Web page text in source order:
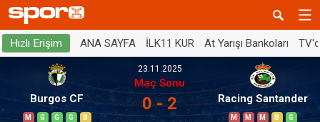
Hızlı Erişim ANA SAYFA İLK11 KUR At Yarışı Bankoları
Burgos CF
M G G G B
23.11.2025
Maç Sonu
0 - 2 Racing Santander
M M M B G